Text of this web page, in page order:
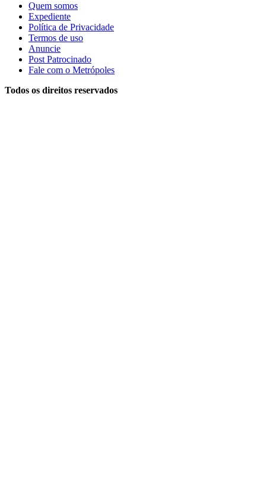
Quem somos
Expediente
Política de Privacidade
Termos de uso
Anuncie
Post Patrocinado
Fale com o Metrópoles
Todos os direitos reservados